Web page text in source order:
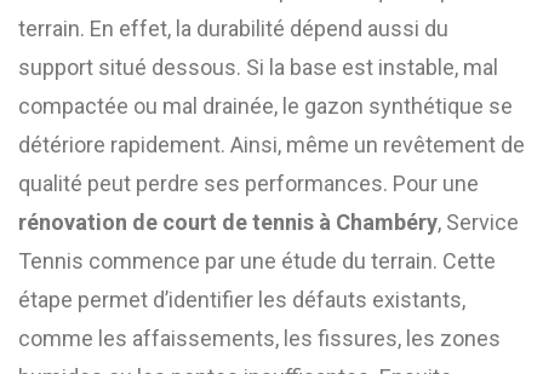
terrain. En effet, la durabilité dépend aussi du
support situé dessous. Si la base est instable, mal
compactée ou mal drainée, le gazon synthétique se
détériore rapidement. Ainsi, même un revêtement de
qualité peut perdre ses performances. Pour une
rénovation de court de tennis à Chambéry, Service
Tennis commence par une étude du terrain. Cette
étape permet d’identifier les défauts existants,
comme les affaissements, les fissures, les zones